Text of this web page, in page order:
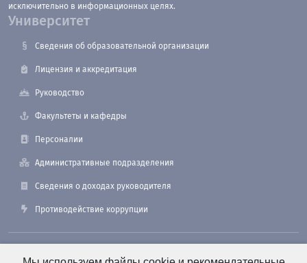
исключительно в информационных целях.
Университет
Сведения об образовательной организации
Лицензия и аккредитация
Руководство
Факультеты и кафедры
Персоналии
Административные подразделения
Сведения о доходах руководителя
Противодействие коррупции
190121, Санкт-Петербург, ул. Лоцманская, 3